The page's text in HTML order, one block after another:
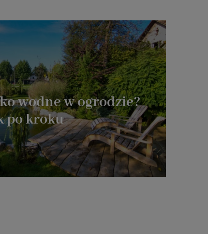
wodne w ogrodzie?
po kroku